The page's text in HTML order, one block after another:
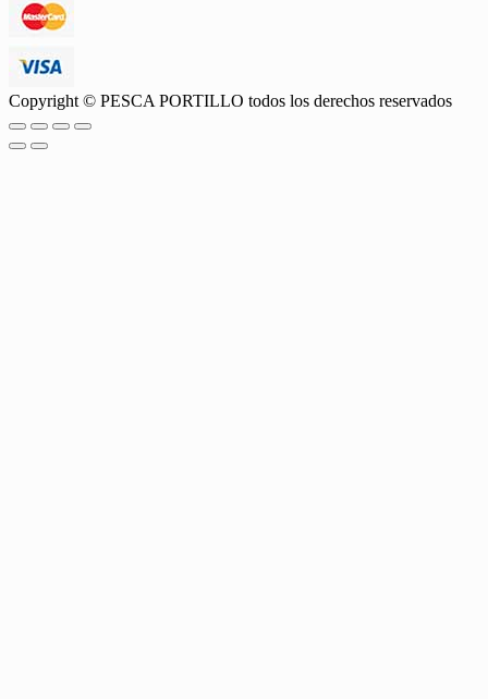
Copyright © PESCA PORTILLO todos los derechos reservados